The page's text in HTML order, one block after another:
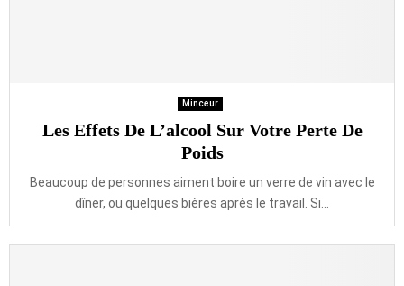
Minceur
Les Effets De L’alcool Sur Votre Perte De
Poids
Beaucoup de personnes aiment boire un verre de vin avec le
dîner, ou quelques bières après le travail. Si...